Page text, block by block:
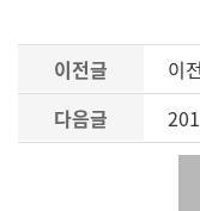
이전글
이
다음글